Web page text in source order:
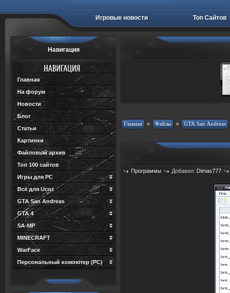
Игровые новости Топ Сайтов
Навигация
Главная
На форум
Новости
Блог
Статьи
Картинки
Файловый архив
Топ 100 сайтов
Игры для PC
Всё для Ucoz
GTA San Andreas
GTA 4
SA-MP
MINECRAFT
WarFace
Персональный компютер (PC)
» »
Программы Добавил: Dimas777